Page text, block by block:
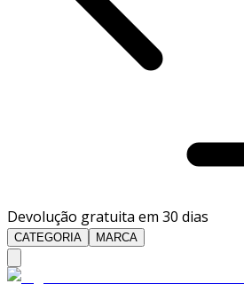
Devolução gratuita em 30 dias
CATEGORIA MARCA